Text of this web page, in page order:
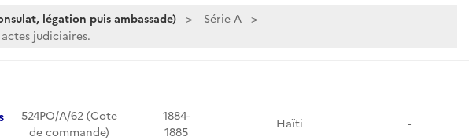
légation puis ambassade)
Série A
judiciaires.
524PO/A/62 (Cote
de commande)
1884-
1885
Haïti -